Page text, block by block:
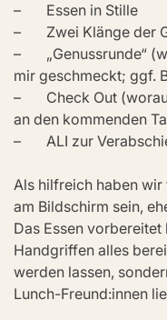
–       Essen in Stille
–       Zwei Klänge
–
mir geschmeckt; ggf.
–       Check Out
an den kommenden
–       ALI zur
Als hilfreich haben
am Bildschirm sein,
Das Essen
Handgriffen alles
werden lassen,
Lunch-Freund:innen